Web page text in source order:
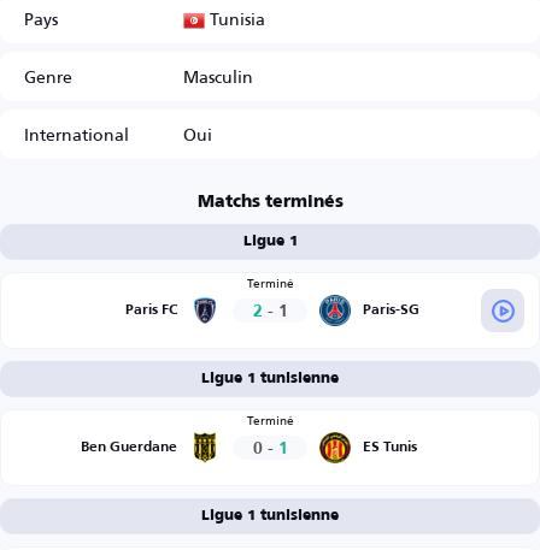
Pays
Tunisia
Genre
Masculin
International
Oui
Matchs terminés
Ligue 1
Paris FC
Terminé
2 - 1 Paris-SG
Ligue 1 tunisienne
Ben Guerdane
Terminé
0 - 1 ES Tunis
Ligue 1 tunisienne